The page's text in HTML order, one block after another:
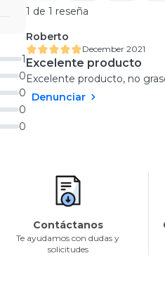
1
0
0
0
0
1 de 1 reseña
Roberto
December 2021
Excelente producto
Excelente producto, no
Denunciar
Contáctanos
Te ayudamos con dudas y
solicitudes